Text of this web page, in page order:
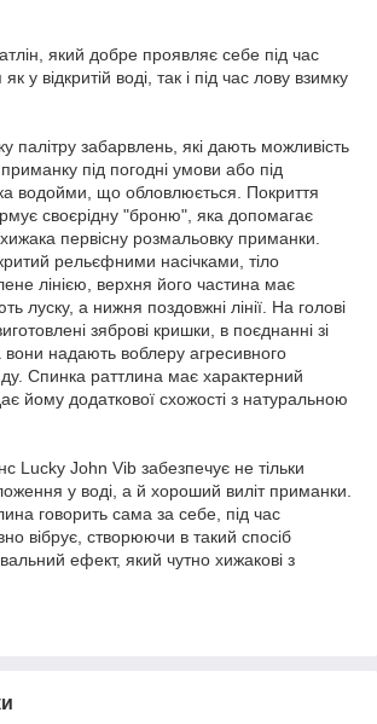
який добре проявляє себе під час
у відкритій воді, так і під час лову взимку
палітру забарвлень, які дають можливість
приманку під погодні умови або під
водойми, що обловлюється. Покриття
своєрідну "броню", яка допомагає
хижака первісну розмальовку приманки.
рельєфними насічками, тіло
лінією, верхня його частина має
луску, а нижня поздовжні лінії. На голові
зяброві кришки, в поєднанні зі
надають воблеру агресивного
Спинка раттлина має характерний
йому додаткової схожості з натуральною
Lucky John Vib забезпечує не тільки
у воді, а й хороший виліт приманки.
говорить сама за себе, під час
вібрує, створюючи в такий спосіб
ефект, який чутно хижакові з